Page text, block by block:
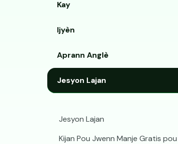
Kay
Ijyèn
Aprann Anglè
Jesyon Lajan
Jesyon Lajan
Kijan Pou Jwenn Manje Gratis pou